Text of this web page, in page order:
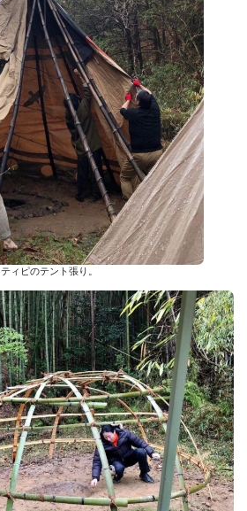
ティピのテント張り。